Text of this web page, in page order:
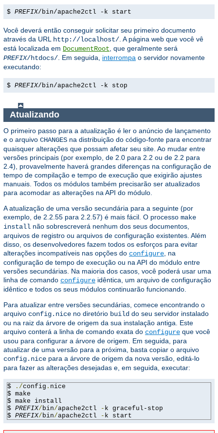
$ PREFIX/bin/apache2ctl -k start
Você deverá então conseguir solicitar seu primeiro documento
através da URL
http://localhost/ . A página web que você vê
está localizada em DocumentRoot , que geralmente será
PREFIX/htdocs/ . Em seguida, interrompa o servidor novamente
executando:
$ PREFIX/bin/apache2ctl -k stop
Atualizando
O primeiro passo para a atualização é ler o anúncio de lançamento
e o arquivo CHANGES na distribuição do código-fonte para encontrar
quaisquer alterações que possam afetar seu site. Ao mudar entre
versões principais (por exemplo, de 2.0 para 2.2 ou de 2.2 para
2.4), provavelmente haverá grandes diferenças na configuração de
tempo de compilação e tempo de execução que exigirão ajustes
manuais. Todos os módulos também precisarão ser atualizados
para acomodar as alterações na API do módulo.
A atualização de uma versão secundária para a seguinte (por
exemplo, de 2.2.55 para 2.2.57) é mais fácil. O processo make
install não sobrescreverá nenhum dos seus documentos,
arquivos de registro ou arquivos de configuração existentes. Além
disso, os desenvolvedores fazem todos os esforços para evitar
alterações incompatíveis nas opções do configure , na
configuração de tempo de execução ou na API do módulo entre
versões secundárias. Na maioria dos casos, você poderá usar uma
linha de comando configure idêntica, um arquivo de configuração
idêntico e todos os seus módulos continuarão funcionando.
Para atualizar entre versões secundárias, comece encontrando o
arquivo config.nice no diretório build do seu servidor instalado
ou na raiz da árvore de origem da sua instalação antiga. Este
arquivo conterá a linha de comando exata do configure que você
usou para configurar a árvore de origem. Em seguida, para
atualizar de uma versão para a próxima, basta copiar o arquivo
config.nice para a árvore de origem da nova versão, editá-lo
para fazer as alterações desejadas e, em seguida, executar:
$ ./config . nice
$ make
$ make install
$ PREFIX/ bin/apache2ctl - k graceful-stop
$ PREFIX/ bin/apache2ctl - k start